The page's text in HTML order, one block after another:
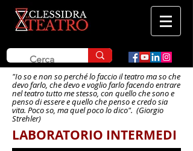
"Io so e non so perché lo faccio il teatro ma so che
devo farlo, che devo e voglio farlo facendo entrare
nel teatro tutto me stesso, con quello che sono e
penso di essere e quello che penso e credo sia
vita. Poco so, ma quel poco lo dico". (Giorgio
Strehler)
LABORATORIO INTERMEDI